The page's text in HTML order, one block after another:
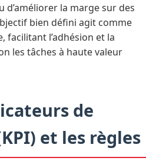
d’améliorer la marge sur des
bien défini agit comme
facilitant l’adhésion et la
les tâches à haute valeur
de
et les règles